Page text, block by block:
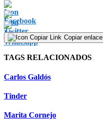
Copiar enlace
TAGS RELACIONADOS
Carlos Galdós
Tinder
Marita Cornejo